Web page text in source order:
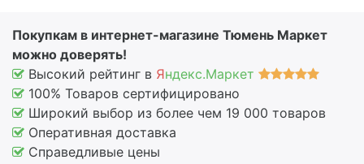
Покупкам в интернет-магазине Тюмень Маркет
можно доверять!
Высокий рейтинг в Яндекс.Маркет
100% Товаров сертифицировано
Широкий выбор из более чем 19 000 товаров
Оперативная доставка
Справедливые цены